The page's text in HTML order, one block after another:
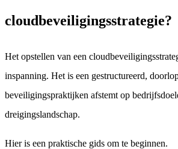
cloudbeveiligingsstrategie?
Het opstellen van een
inspanning. Het is een gestructureerd,
beveiligingspraktijken afstemt op
dreigingslandschap.
Hier is een praktische gids om te beginnen.